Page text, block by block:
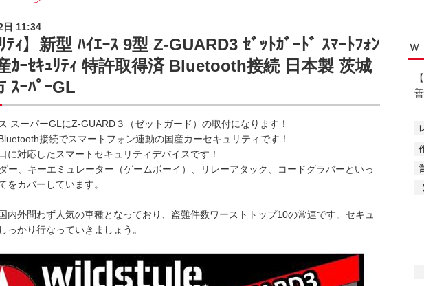
日 11:34
ﾘﾃｨ】新型 ﾊｲｴｰｽ 9型 Z-GUARD3 ｾﾞｯﾄｶﾞｰﾄﾞ ｽﾏｰﾄﾌｫﾝ
ｶｰｾｷｭﾘﾃｨ 特許取得済 Bluetooth接続 日本製 茨城
ｽｰﾊﾟｰGL
スーパーGLにZ-GUARD３（ゼットガード）の取付になります！
接続でスマートフォン連動の国産カーセキュリティです！
に対応したスマートセキュリティデバイスです！
ー、キーエミュレーター（ゲームボーイ）、リレーアタック、コードグラバーといっ
をカバーしています。
内外問わず人気の車種となっており、盗難件数ワーストトップ10の常連です。セキュ
っかり行なっていきましょう。